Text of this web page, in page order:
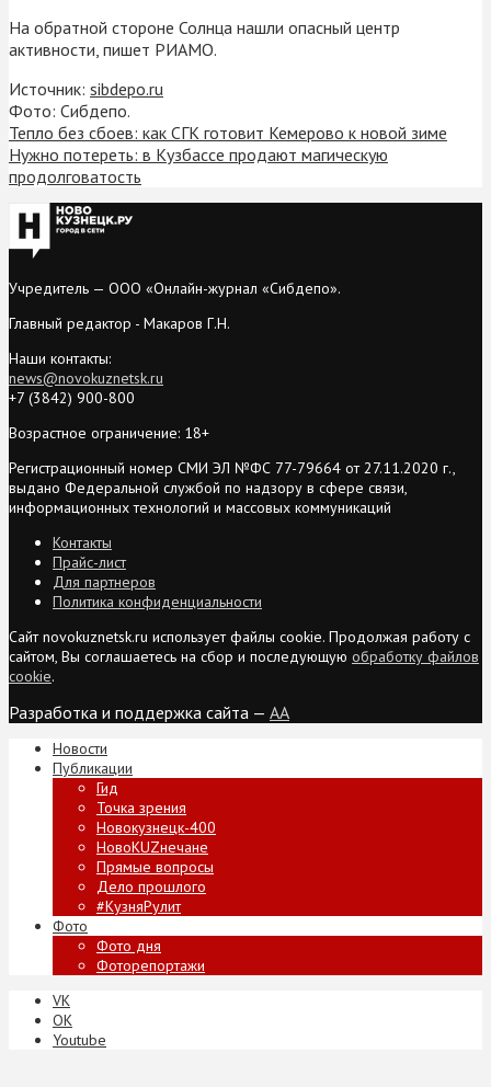
На обратной стороне Солнца нашли опасный центр
активности, пишет РИАМО.
Источник: sibdepo.ru
Фото: Сибдепо.
Тепло без сбоев: как СГК готовит Кемерово к новой зиме
Нужно потереть: в Кузбассе продают магическую
продолговатость
Учредитель — ООО «Онлайн-журнал «Сибдепо».
Главный редактор - Макаров Г.Н.
Наши контакты:
news@novokuznetsk.ru
+7 (3842) 900-800
Возрастное ограничение: 18+
Регистрационный номер СМИ ЭЛ №ФС 77-79664 от 27.11.2020 г.,
выдано Федеральной службой по надзору в сфере связи,
информационных технологий и массовых коммуникаций
Контакты
Прайс-лист
Для партнеров
Политика конфиденциальности
Сайт novokuznetsk.ru использует файлы cookie. Продолжая работу с
сайтом, Вы соглашаетесь на сбор и последующую обработку файлов
cookie.
Разработка и поддержка сайта — AA
Новости
Публикации
Гид
Точка зрения
Новокузнецк-400
НовоKUZнечане
Прямые вопросы
Дело прошлого
#КузняРулит
Фото
Фото дня
Фоторепортажи
VK
ОК
Youtube